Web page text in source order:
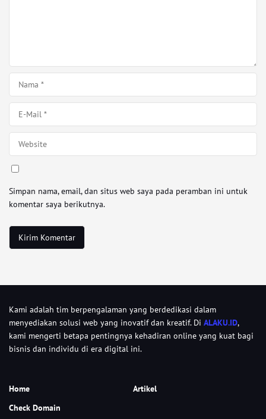
Simpan nama, email, dan situs web saya pada peramban ini untuk
komentar saya berikutnya.
Kami adalah tim berpengalaman yang berdedikasi dalam
menyediakan solusi web yang inovatif dan kreatif. Di ALAKU.ID,
kami mengerti betapa pentingnya kehadiran online yang kuat bagi
bisnis dan individu di era digital ini.
Home
Artikel
Check Domain